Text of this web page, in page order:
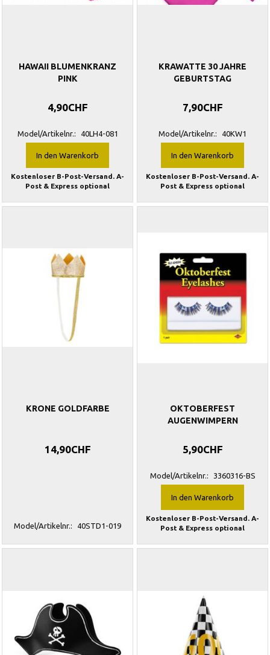
HAWAII BLUMENKRANZ
PINK
4,90CHF
Model/Artikelnr.: 40LH4-081
In den Warenkorb
Kostenloser B-Post-Versand. A-
Post & Express optional
KRAWATTE 30 JAHRE
GEBURTSTAG
7,90CHF
Model/Artikelnr.: 40KW1
In den Warenkorb
Kostenloser B-Post-Versand. A-
Post & Express optional
KRONE GOLDFARBE
14,90CHF
Model/Artikelnr.: 40STD1-019
OKTOBERFEST
AUGENWIMPERN
5,90CHF
Model/Artikelnr.: 3360316-BS
In den Warenkorb
Kostenloser B-Post-Versand. A-
Post & Express optional